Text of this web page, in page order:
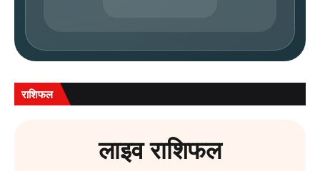
राशिफल
लाइव राशिफल